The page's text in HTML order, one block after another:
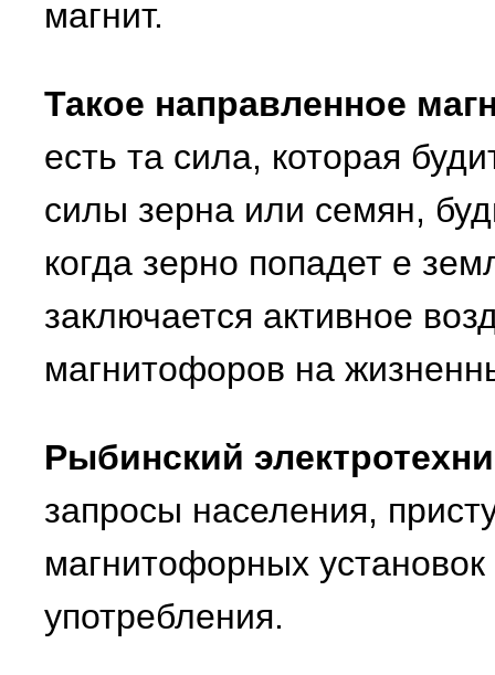
магнит.
Такое направленное
есть та сила, которая
силы зерна или семян,
когда зерно попадет е
заключается активное
магнитофоров на
Рыбинский
запросы населения,
магнитофорных
употребления.